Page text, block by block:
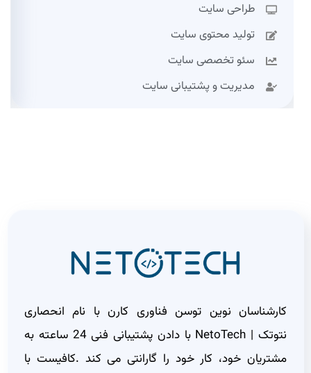
طراحی سایت
تولید محتوی سایت
سئو تخصصی سایت
مدیریت و پشتیبانی سایت
کارشناسان نوین توسن فناوری کارن با نام انحصاری
نتوتک | NetoTech با دادن پشتیبانی فنی 24 ساعته به
مشتریان خود، کار خود را گارانتی می کند .کافیست با